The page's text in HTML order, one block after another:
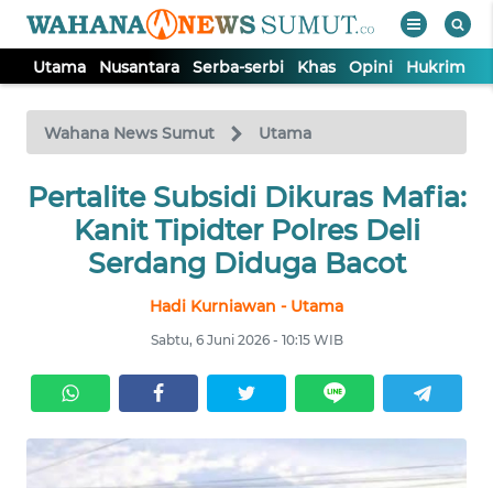
Utama Nusantara Serba-serbi Khas Opini Hukrim
Wahana News Sumut Utama
Pertalite Subsidi Dikuras Mafia:
Kanit Tipidter Polres Deli
Serdang Diduga Bacot
Hadi Kurniawan - Utama
Sabtu, 6 Juni 2026 - 10:15 WIB
TV
Tutup
UTAMA
NUSANTARA
KHAS
OPINI